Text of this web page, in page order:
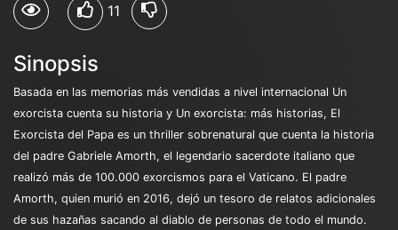
11
Sinopsis
Basada en las memorias más vendidas a nivel internacional Un
exorcista cuenta su historia y Un exorcista: más historias, El
Exorcista del Papa es un thriller sobrenatural que cuenta la historia
del padre Gabriele Amorth, el legendario sacerdote italiano que
realizó más de 100.000 exorcismos para el Vaticano. El padre
Amorth, quien murió en 2016, dejó un tesoro de relatos adicionales
de sus hazañas sacando al diablo de personas de todo el mundo.